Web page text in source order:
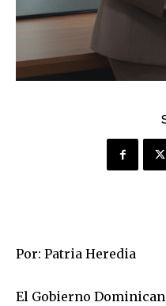
Por: Patria Heredia
El Gobierno